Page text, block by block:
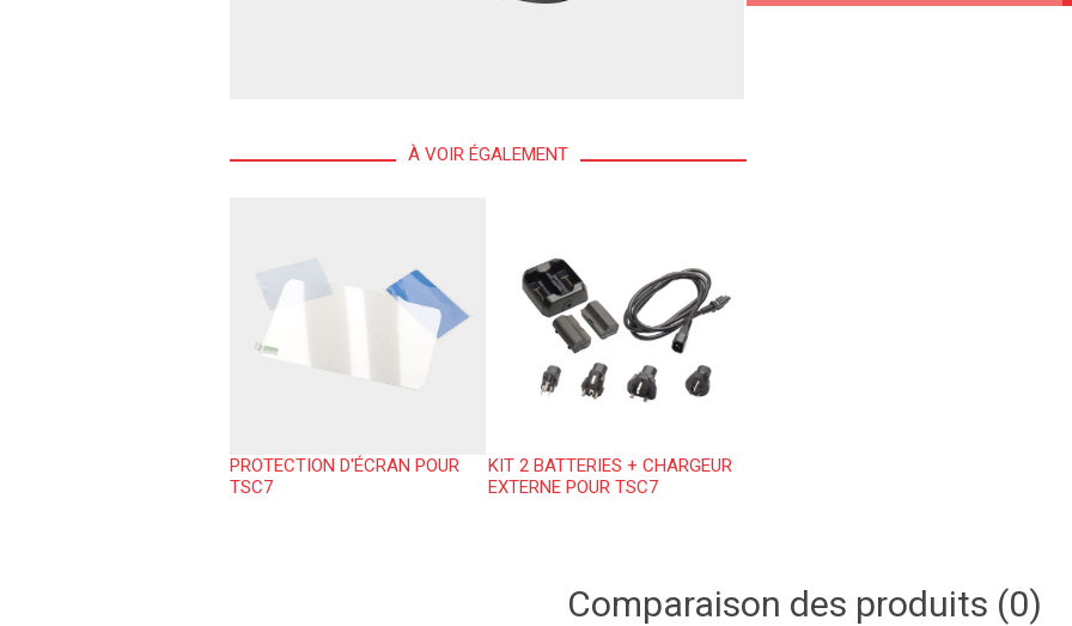
À VOIR ÉGALEMENT
PROTECTION D'ÉCRAN POUR
TSC7
KIT 2 BATTERIES + CHARGEUR
EXTERNE POUR TSC7
Comparaison des produits (0)